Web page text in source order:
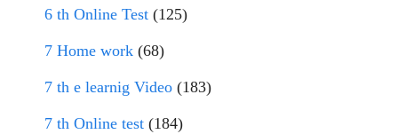
6 th Online Test (125)
7 Home work (68)
7 th e learnig Video (183)
7 th Online test (184)